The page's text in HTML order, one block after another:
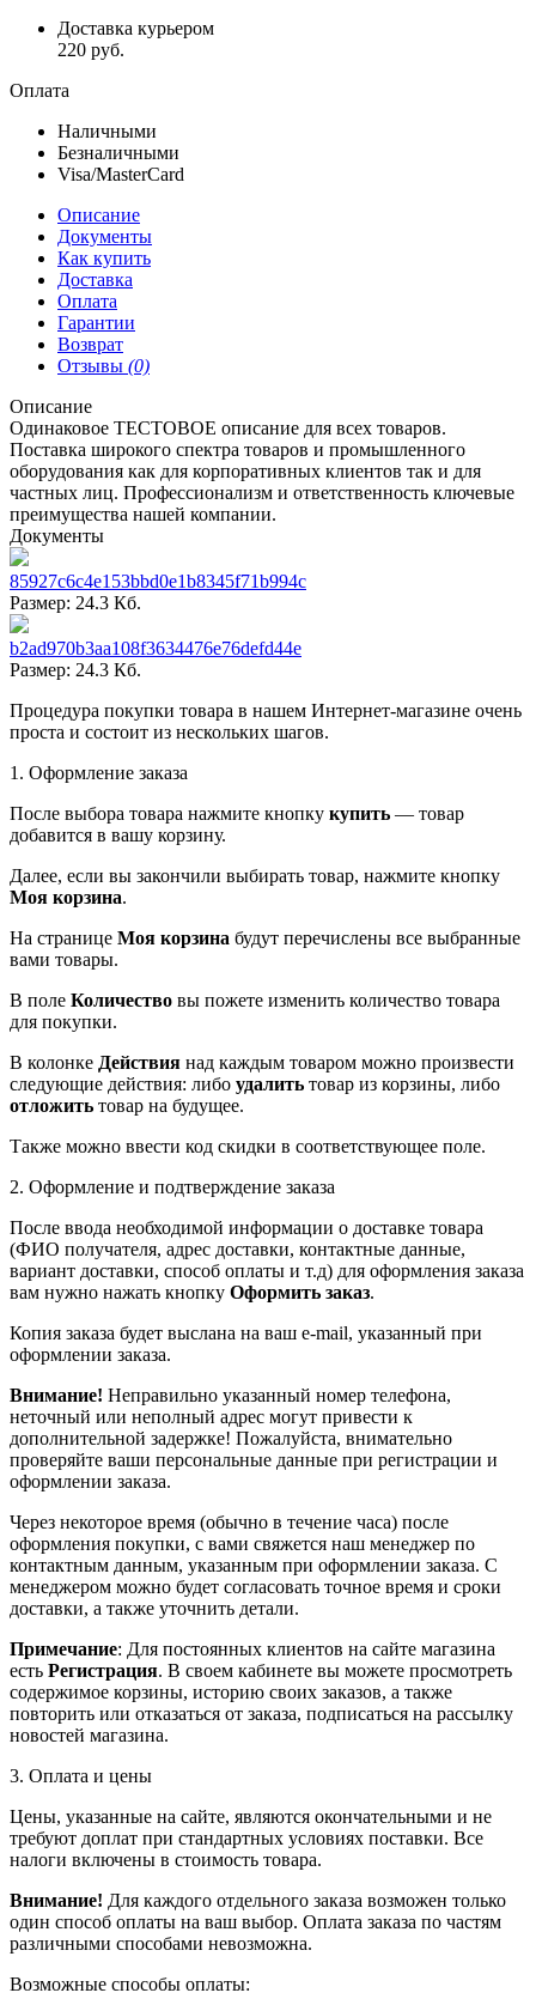
Доставка курьером
220 руб.
Оплата
Наличными
Безналичными
Visa/MasterCard
Описание
Документы
Как купить
Доставка
Оплата
Гарантии
Возврат
Отзывы (0)
Описание
Одинаковое ТЕСТОВОЕ описание для всех товаров.
Поставка широкого спектра товаров и промышленного
оборудования как для корпоративных клиентов так и для
частных лиц. Профессионализм и ответственность ключевые
преимущества нашей компании.
Документы
85927c6c4e153bbd0e1b8345f71b994c
Размер: 24.3 Кб.
b2ad970b3aa108f3634476e76defd44e
Размер: 24.3 Кб.
Процедура покупки товара в нашем Интернет-магазине очень
проста и состоит из нескольких шагов.
1. Оформление заказа
После выбора товара нажмите кнопку купить — товар
добавится в вашу корзину.
Далее, если вы закончили выбирать товар, нажмите кнопку
Моя корзина.
На странице Моя корзина будут перечислены все выбранные
вами товары.
В поле Количество вы пожете изменить количество товара
для покупки.
В колонке Действия над каждым товаром можно произвести
следующие действия: либо удалить товар из корзины, либо
отложить товар на будущее.
Также можно ввести код скидки в соответствующее поле.
2. Оформление и подтверждение заказа
После ввода необходимой информации о доставке товара
(ФИО получателя, адрес доставки, контактные данные,
вариант доставки, способ оплаты и т.д) для оформления заказа
вам нужно нажать кнопку Оформить заказ.
Копия заказа будет выслана на ваш e-mail, указанный при
оформлении заказа.
Внимание! Неправильно указанный номер телефона,
неточный или неполный адрес могут привести к
дополнительной задержке! Пожалуйста, внимательно
проверяйте ваши персональные данные при регистрации и
оформлении заказа.
Через некоторое время (обычно в течение часа) после
оформления покупки, с вами свяжется наш менеджер по
контактным данным, указанным при оформлении заказа. С
менеджером можно будет согласовать точное время и сроки
доставки, а также уточнить детали.
Примечание: Для постоянных клиентов на сайте магазина
есть Регистрация. В своем кабинете вы можете просмотреть
содержимое корзины, историю своих заказов, а также
повторить или отказаться от заказа, подписаться на рассылку
новостей магазина.
3. Оплата и цены
Цены, указанные на сайте, являются окончательными и не
требуют доплат при стандартных условиях поставки. Все
налоги включены в стоимость товара.
Внимание! Для каждого отдельного заказа возможен только
один способ оплаты на ваш выбор. Оплата заказа по частям
различными способами невозможна.
Возможные способы оплаты: